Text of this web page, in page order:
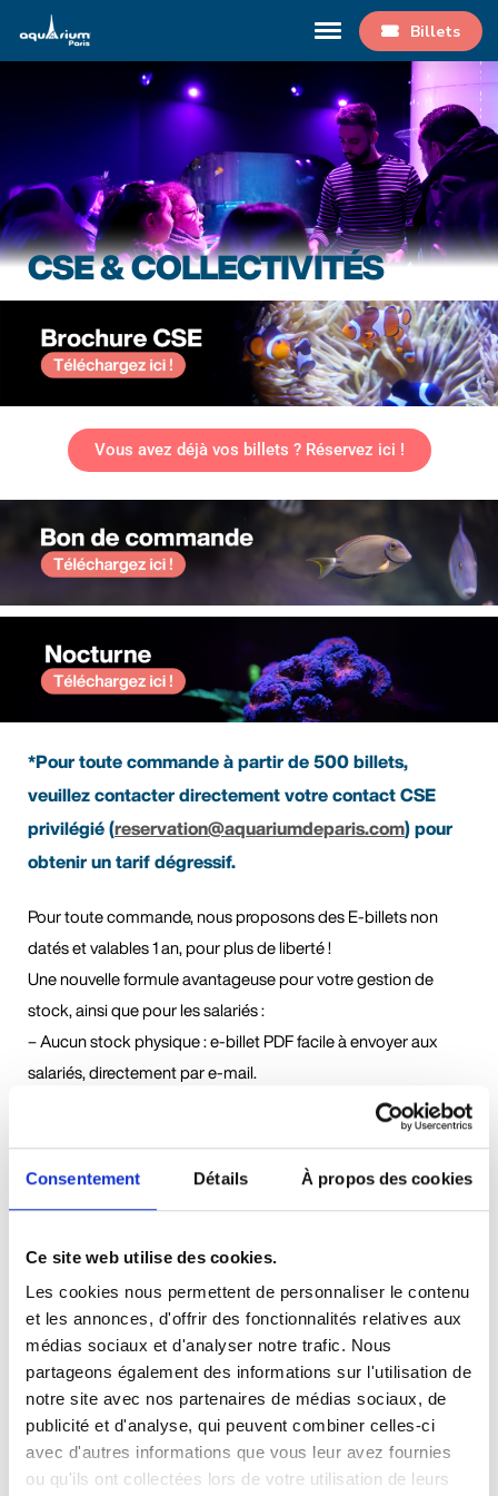
Consentement Détails À propos des cookies
Ce site web utilise des cookies.
Les cookies nous permettent de personnaliser le contenu
et les annonces, d'offrir des fonctionnalités relatives aux
médias sociaux et d'analyser notre trafic. Nous
partageons également des informations sur l'utilisation de
notre site avec nos partenaires de médias sociaux, de
publicité et d'analyse, qui peuvent combiner celles-ci
avec d'autres informations que vous leur avez fournies
ou qu'ils ont collectées lors de votre utilisation de leurs
Billets
CSE & COLLECTIVITÉS
Vous avez déjà vos billets ? Réservez ici !
*Pour toute commande à partir de 500 billets,
veuillez contacter directement votre contact CSE
privilégié (reservation@aquariumdeparis.com) pour
obtenir un tarif dégressif.
Pour toute commande, nous proposons des E-billets non
datés et valables 1 an, pour plus de liberté !
Une nouvelle formule avantageuse pour votre gestion de
stock, ainsi que pour les salariés :
– Aucun stock physique : e-billet PDF facile à envoyer aux
salariés, directement par e-mail.
– Facilité d’utilisation : les salariés visitent l’Aquarium de Paris
à la date et heure de leur choix, après avoir réservé un créneau
GROUPES
Agrémentez la visite avec une visite guidée, des ateliers et/ou
chasses aux trésors pour les enfants, un petit déjeuner,
déjeuner, ou un goûter, au Restaurant de l’Aquarium.
Construisez la sortie idéale en contactant votrecontact
privilégié !